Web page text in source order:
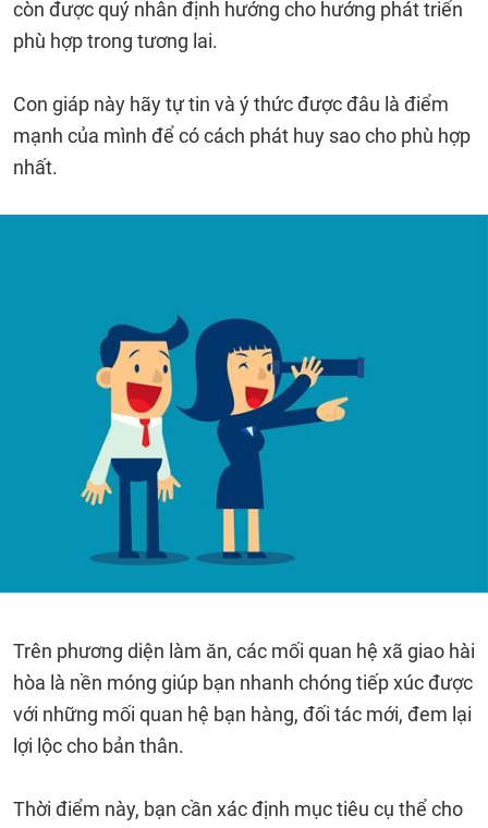
còn được quý nhân định hướng cho hướng phát triển
phù hợp trong tương lai.
Con giáp này hãy tự tin và ý thức được đâu là điểm
mạnh của mình để có cách phát huy sao cho phù hợp
nhất.
Trên phương diện làm ăn, các mối quan hệ xã giao hài
hòa là nền móng giúp bạn nhanh chóng tiếp xúc được
với những mối quan hệ bạn hàng, đối tác mới, đem lại
lợi lộc cho bản thân.
Thời điểm này, bạn cần xác định mục tiêu cụ thể cho